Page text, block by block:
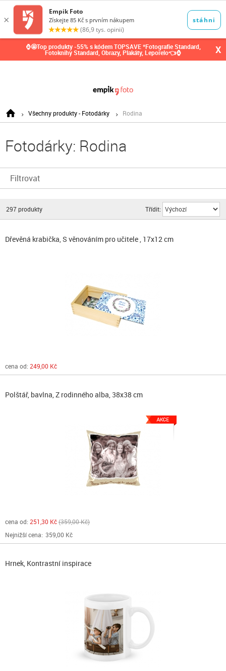
⌚🤩Top produkty -55% s kódem TOPSAVE *Fotografie Standard,
Fotoknihy Standard, Obrazy, Plakáty, Leporelo👈⌚ X
Všechny produkty - Fotodárky Rodina
Fotodárky: Rodina
Filtrovat
297produkty Třídit:
Dřevěná krabička, S věnováním pro učitele , 17x12 cm
cena od: 249,00 Kč
Polštář, bavlna, Z rodinného alba, 38x38 cm
cena od: 251,30 Kč 359,00 Kč
Nejnižší cena: 359,00 Kč
Hrnek, Kontrastní inspirace